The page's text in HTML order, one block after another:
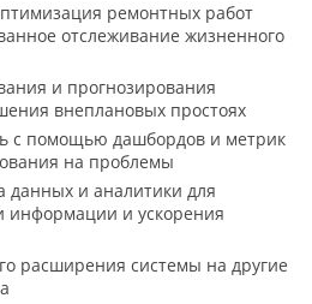
ремонтных работ
отслеживание жизненного
и прогнозирования
внеплановых простоях
с помощью дашбордов и метрик
на проблемы
данных и аналитики для
информации и ускорения
расширения системы на другие